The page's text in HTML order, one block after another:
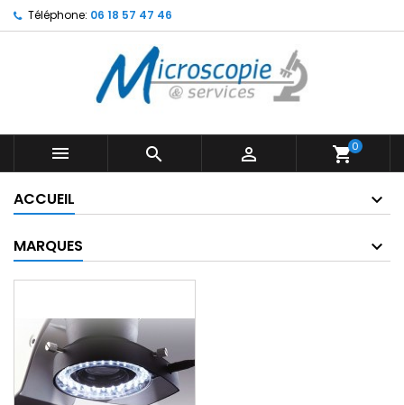
Téléphone: 06 18 57 47 46
   shopping_cart0
ACCUEIL
MARQUES